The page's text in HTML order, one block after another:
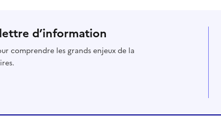
d’information
comprendre les grands enjeux de la